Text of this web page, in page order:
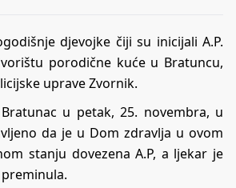
djevojke čiji su inicijali A.P.
porodične kuće u Bratuncu,
uprave Zvornik.
u petak, 25. novembra, u
da je u Dom zdravlja u ovom
stanju dovezena A.P, a ljekar je